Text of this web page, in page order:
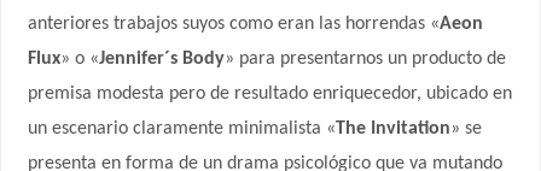
anteriores trabajos suyos como eran las horrendas «Aeon
Flux» o «Jennifer´s Body» para presentarnos un producto de
premisa modesta pero de resultado enriquecedor, ubicado en
un escenario claramente minimalista «The Invitation» se
presenta en forma de un drama psicológico que va mutando